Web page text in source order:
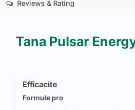
Reviews & Rating
Tana Pulsar
Efficacite
Formule pro